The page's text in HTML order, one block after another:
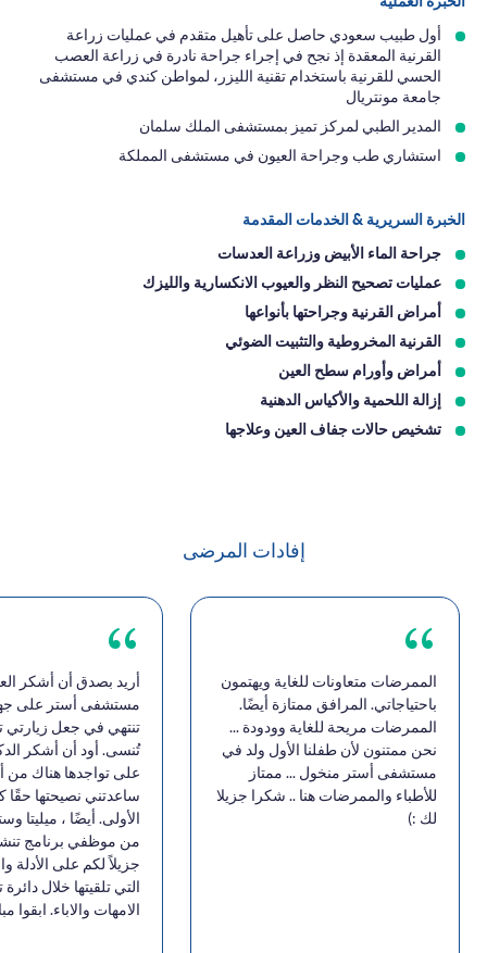
أول طبيب سعودي حاصل على تأهيل متقدم في عمليات زراعة
القرنية المعقدة إذ نجح في إجراء جراحة نادرة في زراعة العصب
الحسي للقرنية باستخدام تقنية الليزر، لمواطن كندي في مستشفى
جامعة مونتريال
المدير الطبي لمركز تميز بمستشفى الملك سلمان
استشاري طب وجراحة العيون في مستشفى المملكة
الخبرة السريرية & الخدمات المقدمة
جراحة الماء الأبيض وزراعة العدسات
عمليات تصحيح النظر والعيوب الانكسارية والليزك
أمراض القرنية وجراحتها بأنواعها
القرنية المخروطية والتثبيت الضوئي
أمراض وأورام سطح العين
إزالة اللحمية والأكياس الدهنية
تشخيص حالات جفاف العين وعلاجها
إفادات المرضى
الممرضات متعاونات للغاية ويهتمون
باحتياجاتي. المرافق ممتازة أيضًا.
الممرضات مريحة للغاية وودودة ...
نحن ممتنون لأن طفلنا الأول ولد في
مستشفى أستر منخول ... ممتاز
للأطباء والممرضات هنا .. شكرا جزيلا
لك :)
أريد بصدق أن أشكر
مستشفى أستر على
تنتهي في جعل زيارتي
تُنسى. أود أن أشكر
على تواجدها هناك من
ساعدتني نصيحتها حقًا
الأولى. أيضًا ، ميليتا
من موظفي برنامج
جزيلاً لكم على الأدلة
التي تلقيتها خلال
الامهات والاباء. ابقوا